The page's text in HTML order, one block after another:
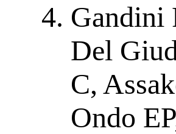
Gandini
Del
C,
Ondo